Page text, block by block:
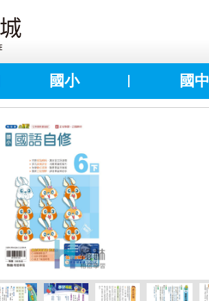
國小 國中